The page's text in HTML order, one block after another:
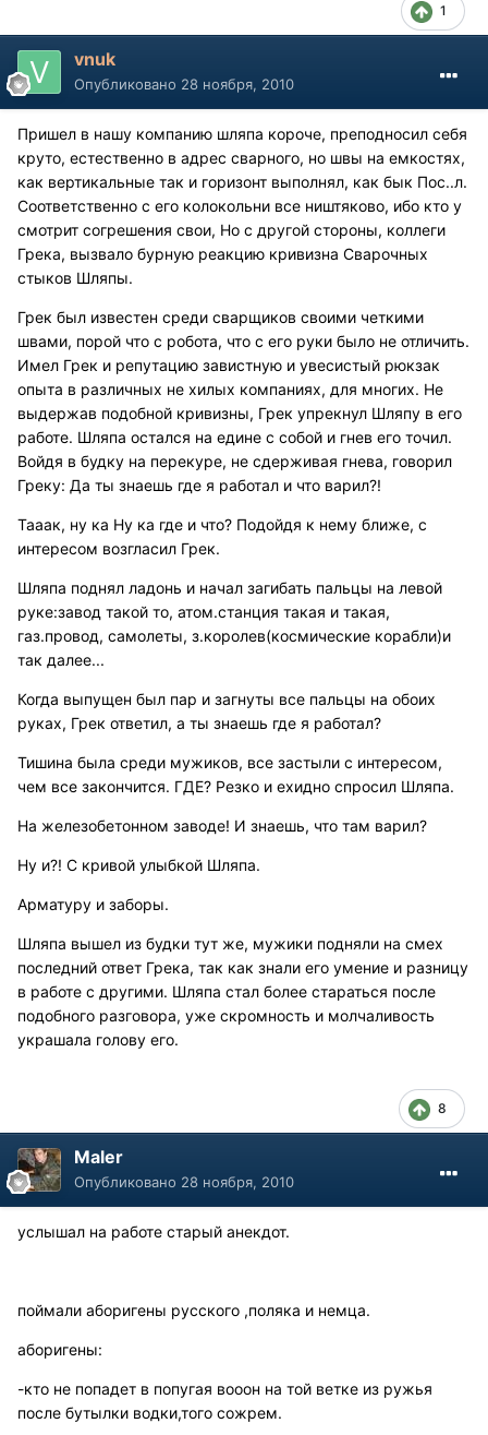
1
vnuk
Опубликовано 28 ноября, 2010
Пришел в нашу компанию шляпа короче, преподносил себя
круто, естественно в адрес сварного, но швы на емкостях,
как вертикальные так и горизонт выполнял, как бык Пос..л.
Соответственно с его колокольни все ништяково, ибо кто у
смотрит согрешения свои, Но с другой стороны, коллеги
Грека, вызвало бурную реакцию кривизна Сварочных
стыков Шляпы.
Грек был известен среди сварщиков своими четкими
швами, порой что с робота, что с его руки было не отличить.
Имел Грек и репутацию завистную и увесистый рюкзак
опыта в различных не хилых компаниях, для многих. Не
выдержав подобной кривизны, Грек упрекнул Шляпу в его
работе. Шляпа остался на едине с собой и гнев его точил.
Войдя в будку на перекуре, не сдерживая гнева, говорил
Греку: Да ты знаешь где я работал и что варил?!
Тааак, ну ка Ну ка где и что? Подойдя к нему ближе, с
интересом возгласил Грек.
Шляпа поднял ладонь и начал загибать пальцы на левой
руке:завод такой то, атом.станция такая и такая,
газ.провод, самолеты, з.королев(космические корабли)и
так далее...
Когда выпущен был пар и загнуты все пальцы на обоих
руках, Грек ответил, а ты знаешь где я работал?
Тишина была среди мужиков, все застыли с интересом,
чем все закончится. ГДЕ? Резко и ехидно спросил Шляпа.
На железобетонном заводе! И знаешь, что там варил?
Ну и?! С кривой улыбкой Шляпа.
Арматуру и заборы.
Шляпа вышел из будки тут же, мужики подняли на смех
последний ответ Грека, так как знали его умение и разницу
в работе с другими. Шляпа стал более стараться после
подобного разговора, уже скромность и молчаливость
украшала голову его.
8
Maler
Опубликовано 28 ноября, 2010
услышал на работе старый анекдот.
поймали аборигены русского ,поляка и немца.
аборигены:
-кто не попадет в попугая вооон на той ветке из ружья
после бутылки водки,того сожрем.